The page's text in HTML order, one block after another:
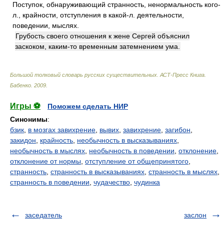
Поступок, обнаруживающий странность, ненормальность кого-
л., крайности, отступления в какой-л. деятельности,
поведении, мыслях.
Грубость своего отношения к жене Сергей объяснил
заскоком, каким-то временным затемнением ума.
Большой толковый словарь русских существительных. АСТ-Пресс Книга
Бабенко 2009
Игры ⚽
Поможем сделать НИР
Синонимы:
бзик в мозгах завихрение вывих завихрение загибон
закидон
крайность необычность в высказываниях
необычность в мыслях необычность в поведении отклонение
отклонение от нормы отступление от общепринятого
странность странность в высказываниях странность в мыслях
странность в поведении чудачество чудинка
заседатель заслон